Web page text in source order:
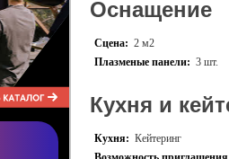
• 2 парикмахерские мойки;
• до 30 мягких
• до 10 зеркал;
• 6 тележек;
• флипчат;
•кондиционирование и
Оснащение
Сцена: 2 м2
Плазменые панели: 3 шт.
Кухня и
Кухня: Кейтеринг